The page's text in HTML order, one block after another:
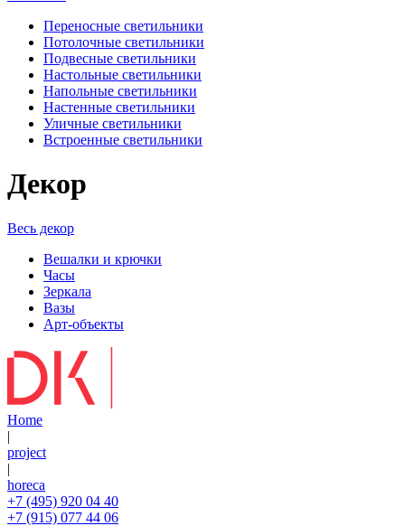
Переносные светильники
Потолочные светильники
Подвесные светильники
Настольные светильники
Напольные светильники
Настенные светильники
Уличные светильники
Встроенные светильники
Декор
Весь декор
Вешалки и крючки
Часы
Зеркала
Вазы
Арт-объекты
Home
|
project
|
horeca
+7 (495) 920 04 40
+7 (915) 077 44 06